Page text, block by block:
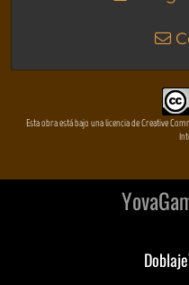
Esta obra está bajo una licencia de Creative